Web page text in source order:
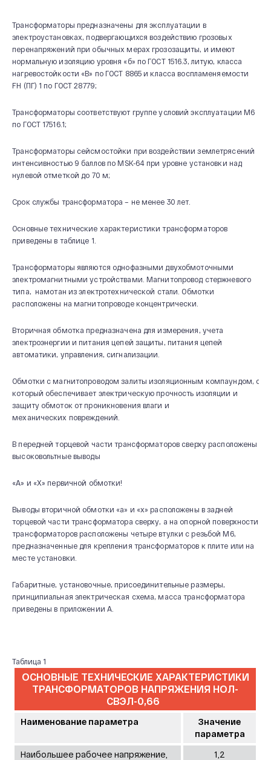
Трансформаторы предназначены для эксплуатации в
электроустановках, подвергающихся воздействию грозовых
перенапряжений при обычных мерах грозозащиты, и имеют
нормальную изоляцию уровня «б» по ГОСТ 1516.3, литую, класса
нагревостойкости «В» по ГОСТ 8865 и класса воспламеняемости
FH (ПГ) 1 по ГОСТ 28779;
Трансформаторы соответствуют группе условий эксплуатации М6
по ГОСТ 17516.1;
Трансформаторы сейсмостойки при воздействии землетрясений
интенсивностью 9 баллов по MSK-64 при уровне установки над
нулевой отметкой до 70 м;
Срок службы трансформатора – не менее 30 лет.
Основные технические характеристики трансформаторов
приведены в таблице 1.
Трансформаторы являются однофазными двухобмоточными
электромагнитными устройствами. Магнитопровод стержневого
типа, намотан из электротехнической стали. Обмотки
расположены на магнитопроводе концентрически.
Вторичная обмотка предназначена для измерения, учета
электроэнергии и питания цепей защиты, питания цепей
автоматики, управления, сигнализации.
Обмотки с магнитопроводом залиты изоляционным компаундом,
который обеспечивает электрическую прочность изоляции и
защиту обмоток от проникновения влаги и
механических повреждений.
В передней торцевой части трансформаторов сверху расположены
высоковольтные выводы
«А» и «Х» первичной обмотки!
Выводы вторичной обмотки «а» и «х» расположены в задней
торцевой части трансформатора сверху, а на опорной поверхности
трансформаторов расположены четыре втулки с резьбой М6,
предназначенные для крепления трансформаторов к плите или на
месте установки.
Габаритные, установочные, присоединительные размеры,
принципиальная электрическая схема, масса трансформатора
приведены в приложении А.
Таблица 1
ОСНОВНЫЕ ТЕХНИЧЕСКИЕ ХАРАКТЕРИСТИКИ
ТРАНСФОРМАТОРОВ НАПРЯЖЕНИЯ НОЛ-
СВЭЛ-0,66
Наименование параметра
Значение
параметра
Наибольшее рабочее напряжение,
1,2